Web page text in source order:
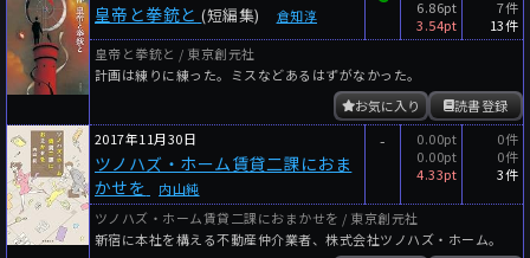
皇帝と拳銃と (短編集) 倉知淳
6.86pt
3.54pt
7件
13件
皇帝と拳銃と / 東京創元社
計画は練りに練った。ミスなどあるはずがなかった。
読書登録
お気に入り
2017年11月30日
ツノハズ・ホーム賃貸二課におま
かせを
内山純
-
0.00pt
0.00pt
4.33pt
0件
0件
3件
ツノハズ・ホーム賃貸二課におまかせを / 東京創元社
新宿に本社を構える不動産仲介業者、株式会社ツノハズ・ホーム。